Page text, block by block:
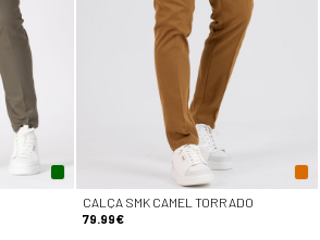
CALÇA SMK CAMEL TORRADO
79.99€